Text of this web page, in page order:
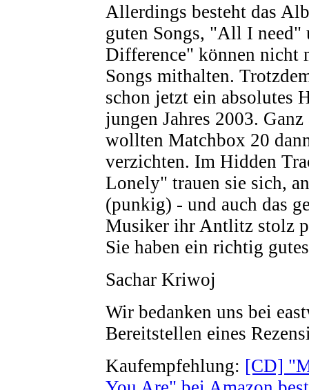
Allerdings besteht das
guten Songs, "All I need"
Difference" können nicht
Songs mithalten.
schon jetzt ein absolutes
jungen Jahres 2003.
wollten Matchbox 20
verzichten. Im Hidden
Lonely" trauen sie sich,
(punkig) - und auch das
Musiker ihr Antlitz stolz
Sie haben ein richtig
Sachar Kriwoj
Wir bedanken uns bei
Bereitstellen eines
Kaufempfehlung: [CD]